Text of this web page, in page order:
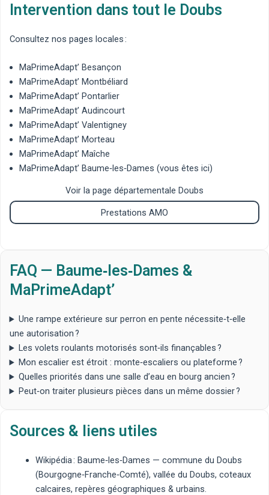
Intervention dans tout le Doubs
Consultez nos pages locales :
MaPrimeAdapt’ Besançon
MaPrimeAdapt’ Montbéliard
MaPrimeAdapt’ Pontarlier
MaPrimeAdapt’ Audincourt
MaPrimeAdapt’ Valentigney
MaPrimeAdapt’ Morteau
MaPrimeAdapt’ Maîche
MaPrimeAdapt’ Baume‑les‑Dames (vous êtes ici)
Voir la page départementale Doubs
Prestations AMO
FAQ — Baume‑les‑Dames &
MaPrimeAdapt’
Une rampe extérieure sur perron en pente nécessite‑t‑elle
une autorisation ?
Les volets roulants motorisés sont‑ils finançables ?
Mon escalier est étroit : monte‑escaliers ou plateforme ?
Quelles priorités dans une salle d’eau en bourg ancien ?
Peut‑on traiter plusieurs pièces dans un même dossier ?
Sources & liens utiles
Wikipédia : Baume‑les‑Dames — commune du Doubs
(Bourgogne‑Franche‑Comté), vallée du Doubs, coteaux
calcaires, repères géographiques & urbains.